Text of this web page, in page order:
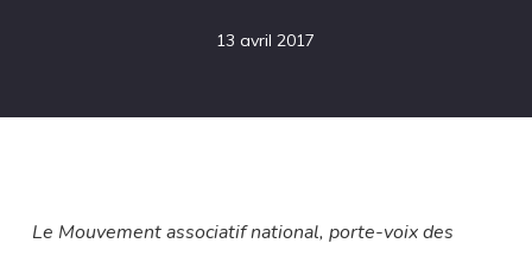
13 avril 2017
Le Mouvement associatif national, porte-voix des